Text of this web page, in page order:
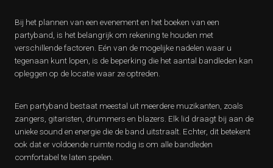
Bij het plannen van een evenement en het boeken van een
partyband, is het belangrijk om rekening te houden met
verschillende factoren. Eén van de mogelijke nadelen waar u
tegenaan kunt lopen, is de beperking die het aantal bandleden kan
opleggen op de locatie waar ze optreden.
Een partyband bestaat meestal uit meerdere muzikanten, zoals
zangers, gitaristen, drummers en blazers. Elk lid draagt bij aan de
unieke sound en energie die de band uitstraalt. Echter, dit betekent
ook dat er voldoende ruimte nodig is om alle bandleden
comfortabel te laten spelen.